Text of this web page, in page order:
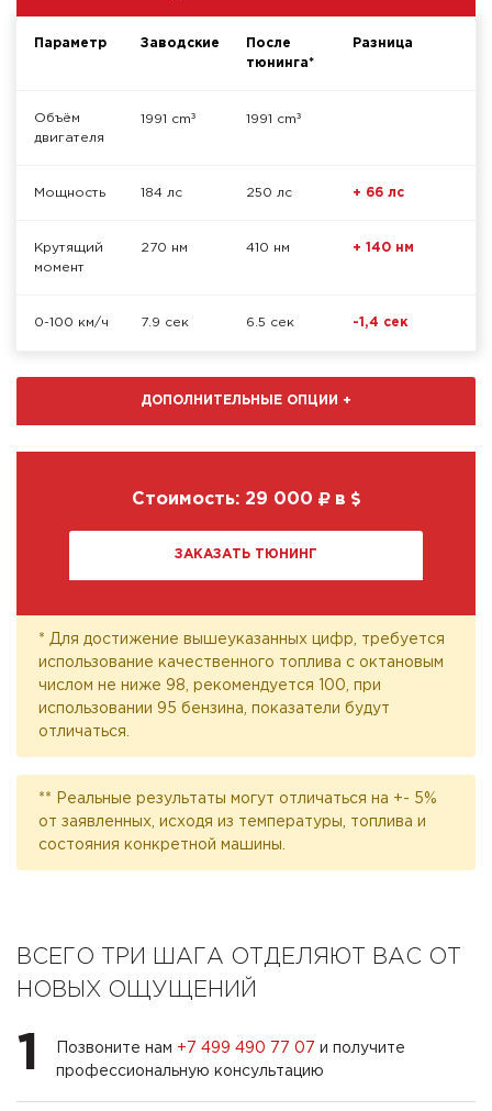
Параметр Заводские
После
тюнинга*
Разница
Объём
двигателя
1991 cm³ 1991 cm³
Мощность 184 лс 250 лс + 66 лс
Крутящий
момент
270 нм 410 нм + 140 нм
0-100 км/ч 7.9 сек 6.5 сек -1,4 сек
ДОПОЛНИТЕЛЬНЫЕ ОПЦИИ +
Стоимость: 29 000 в
ЗАКАЗАТЬ ТЮНИНГ
* Для достижение вышеуказанных цифр, требуется
использование качественного топлива с октановым
числом не ниже 98, рекомендуется 100, при
использовании 95 бензина, показатели будут
отличаться.
** Реальные результаты могут отличаться на +- 5%
от заявленных, исходя из температуры, топлива и
состояния конкретной машины.
ВСЕГО ТРИ ШАГА ОТДЕЛЯЮТ ВАС ОТ
НОВЫХ ОЩУЩЕНИЙ
1 Позвоните нам +7 499 490 77 07 и получите
профессиональную консультацию